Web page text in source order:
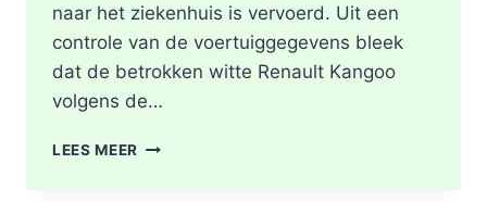
naar het ziekenhuis is vervoerd. Uit een
controle van de voertuiggegevens bleek
dat de betrokken witte Renault Kangoo
volgens de…
LEES MEER GEWONDE